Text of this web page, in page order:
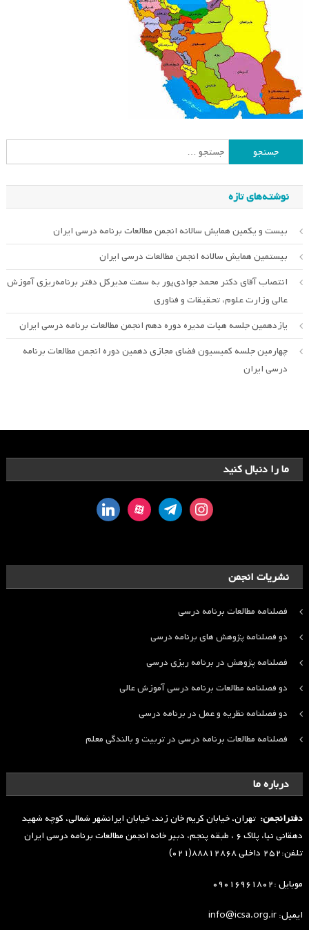
جستجو
برای:
نوشته‌های تازه
بیست و یکمین همایش سالانه انجمن مطالعات برنامه درسی ایران
بیستمین همایش سالانه انجمن مطالعات درسی ایران
انتصاب آقای دکتر محمد جوادی‌پور به سمت مدیرکل دفتر برنامه‌ریزی آموزش
عالی وزارت علوم، تحقیقات و فناوری
یازدهمین جلسه هیات مدیره دوره دهم انجمن مطالعات برنامه درسی ایران
چهارمین جلسه کمیسیون فضای مجازی دهمین دوره انجمن مطالعات برنامه
درسی ایران
ما را دنبال کنید
instagram
telegram
aparat
linkedin
نشریات انجمن
فصلنامه مطالعات برنامه درسی
دو فصلنامه پژوهش های برنامه درسی
فصلنامه پژوهش در برنامه ریزی درسی
دو فصلنامه مطالعات برنامه درسی آموزش عالی
دو فصلنامه نظریه و عمل در برنامه درسی
فصلنامه مطالعات برنامه درسی در تربیت و بالندگی معلم
درباره ما
دفترانجمن: تهران، خیابان کریم خان زند، خیابان ایرانشهر شمالی، کوچه شهید
دهقانی نیا، پلاک ۶ ، طبقه پنجم، دبیر خانه انجمن مطالعات برنامه درسی ایران
تلفن:۲۵۲ داخلی ۸۸۸۱۲۸۶۸(۰۲۱)
موبایل :۰۹۰۱۶۹۶۱۸۰۲
ایمیل: info@icsa.org.ir